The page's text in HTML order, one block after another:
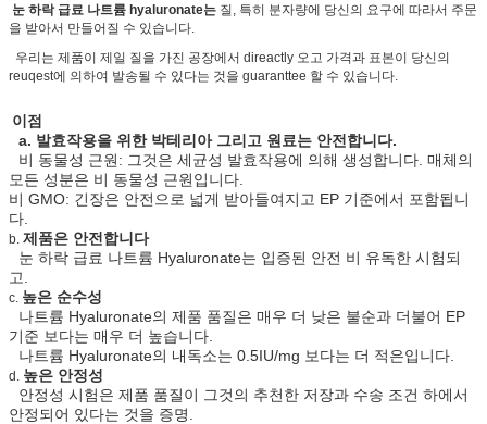
눈 하락 급료 나트륨 hyaluronate는 질, 특히 분자량에 당신의 요구에 따라서 주문
을 받아서 만들어질 수 있습니다.
우리는 제품이 제일 질을 가진 공장에서 direactly 오고 가격과 표본이 당신의
reuqest에 의하여 발송될 수 있다는 것을 guaranttee 할 수 있습니다.
이점
a. 발효작용을 위한 박테리아 그리고 원료는 안전합니다.
비 동물성 근원: 그것은 세균성 발효작용에 의해 생성합니다. 매체의
모든 성분은 비 동물성 근원입니다.
비 GMO: 긴장은 안전으로 넓게 받아들여지고 EP 기준에서 포함됩니
다.
b. 제품은 안전합니다
눈 하락 급료 나트륨 Hyaluronate는 입증된 안전 비 유독한 시험되
고.
c. 높은 순수성
나트륨 Hyaluronate의 제품 품질은 매우 더 낮은 불순과 더불어 EP
기준 보다는 매우 더 높습니다.
나트륨 Hyaluronate의 내독소는 0.5IU/mg 보다는 더 적은입니다.
d. 높은 안정성
안정성 시험은 제품 품질이 그것의 추천한 저장과 수송 조건 하에서
안정되어 있다는 것을 증명.